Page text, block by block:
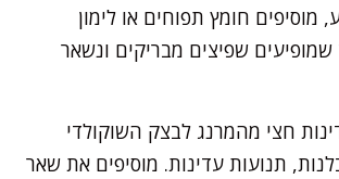
מוסיפים חומץ תפוחים או לימון
שמופיעים שפיצים מבריקים ונשאר
חצי מהמרנג לבצק השוקולדי
תנועות עדינות. מוסיפים את שאר